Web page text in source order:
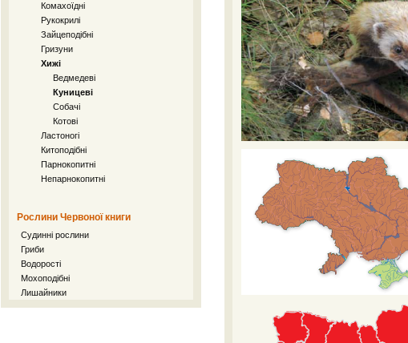
Комахоїдні
Рукокрилі
Зайцеподібні
Гризуни
Хижі
Ведмедеві
Куницеві
Собачі
Котові
Ластоногі
Китоподібні
Парнокопитні
Непарнокопитні
Рослини Червоної книги
Судинні рослини
Гриби
Водорості
Мохоподібні
Лишайники